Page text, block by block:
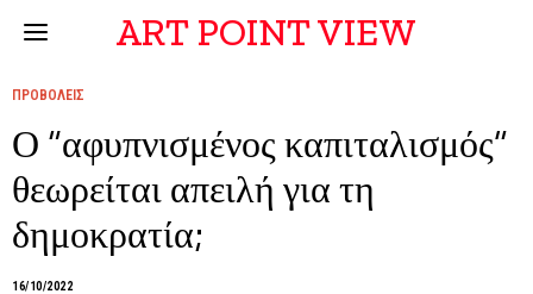
ART POINT VIEW
ΠΡΟΒΟΛΕΙΣ
Ο “αφυπνισμένος καπιταλισμός”
θεωρείται απειλή για τη
δημοκρατία;
16/10/2022